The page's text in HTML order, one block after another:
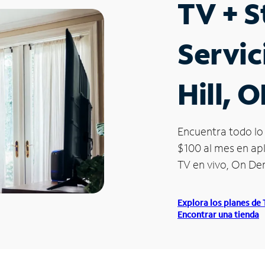
TV +
Hill,
Encuentra todo
$100 al mes en
TV en vivo, On
Explora los planes de
Encontrar una tienda